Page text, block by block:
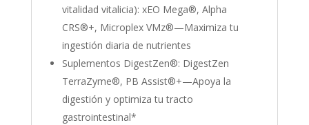
vitalidad vitalicia): xEO Mega®, Alpha
CRS®+, Microplex VMz®—Maximiza tu
ingestión diaria de nutrientes
Suplementos DigestZen®: DigestZen
TerraZyme®, PB Assist®+—Apoya la
digestión y optimiza tu tracto
gastrointestinal*